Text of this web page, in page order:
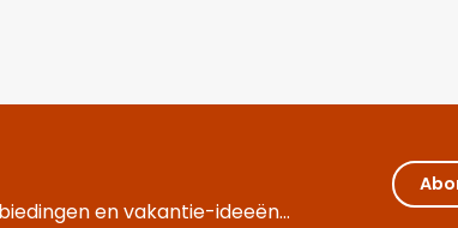
en vakantie-ideeën...